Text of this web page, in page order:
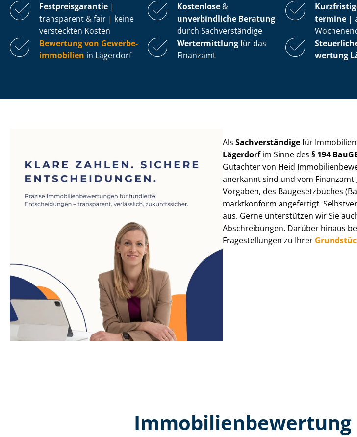
Fest­preis­ga­ran­tie |
transparent & fair | keine
versteckten Kosten
Kostenlose &
unverbindliche Beratung
durch Sachverständige
ter­mi­ne |
Bewertung von Ge­wer­be­
im­mo­bi­li­en in Lägerdorf
Wertermittlungfür das
Finanzamt
wer­tung
AlsSachverständigefür
Lägerdorfim Sinne des§ 194
Gutachter von Heid
anerkannt sind und vom
Vorgaben, des Baugesetzbuches
marktkonform angefertigt.
aus. Gerne unterstützen wir Sie
Abschreibungen. Darüber hinaus
Fragestellungen zu Ihrer